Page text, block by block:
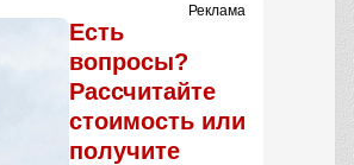
Реклама
Есть
вопросы?
Рассчитайте
стоимость или
получите